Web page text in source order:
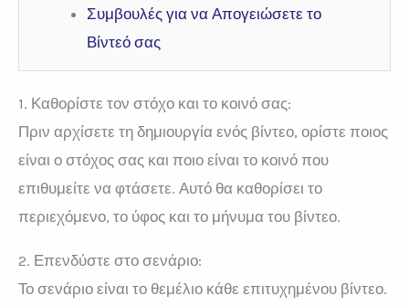
Συμβουλές για να Απογειώσετε το
Βίντεό σας
1. Καθορίστε τον στόχο και το κοινό σας:
Πριν αρχίσετε τη δημιουργία ενός βίντεο, ορίστε ποιος
είναι ο στόχος σας και ποιο είναι το κοινό που
επιθυμείτε να φτάσετε. Αυτό θα καθορίσει το
περιεχόμενο, το ύφος και το μήνυμα του βίντεο.
2. Επενδύστε στο σενάριο:
Το σενάριο είναι το θεμέλιο κάθε επιτυχημένου βίντεο.